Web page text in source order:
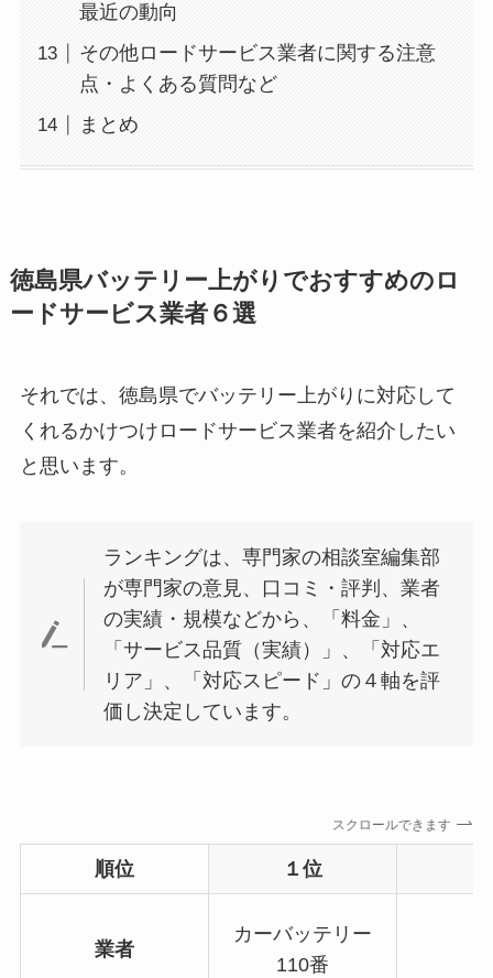
最近の動向
その他ロードサービス業者に関する注意
点・よくある質問など
まとめ
徳島県バッテリー上がりでおすすめのロ
ードサービス業者６選
それでは、徳島県でバッテリー上がりに対応して
くれるかけつけロードサービス業者を紹介したい
と思います。
ランキングは、専門家の相談室編集部
が専門家の意見、口コミ・評判、業者
の実績・規模などから、「料金」、
「サービス品質（実績）」、「対応エ
リア」、「対応スピード」の４軸を評
価し決定しています。
スクロールできます
順位 １位
業者
カーバッテリー
110番